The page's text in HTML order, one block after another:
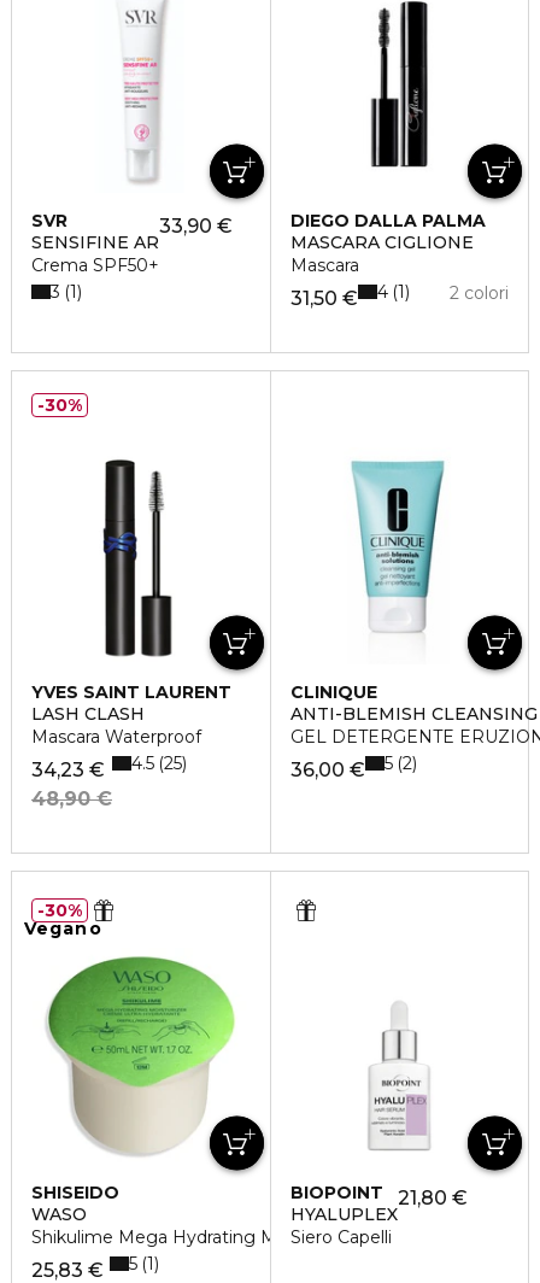
SVR
SENSIFINE AR
Crema SPF50+
33,90 €
3 1
DIEGO DALLA PALMA
MASCARA CIGLIONE
Mascara
31,50 € 2 colori
4 1
YVES SAINT LAURENT
LASH CLASH
Mascara Waterproof
34,23 €
48,90 €
4.5 25
30%
CLINIQUE
ANTI-BLEMISH CLEANSING
GEL DETERGENTE
36,00 € 5 2
Vegano
SHISEIDO
WASO
Shikulime Mega Hydrating Moisturizer Refill
25,83 €
5 1
30%
BIOPOINT
HYALUPLEX
Siero Capelli
21,80 €